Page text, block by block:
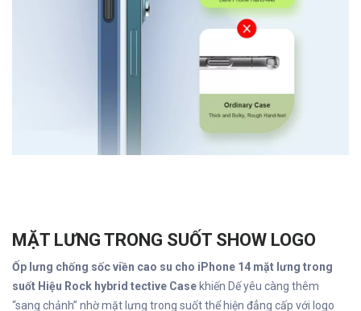
MẶT LƯNG TRONG SUỐT SHOW LOGO
Ốp lưng chống sốc viền cao su cho iPhone 14 mặt lưng trong
suốt Hiệu Rock hybrid tective Case khiến Dế yêu càng thêm
“sang chảnh” nhờ mặt lưng trong suốt thể hiện đẳng cấp với logo